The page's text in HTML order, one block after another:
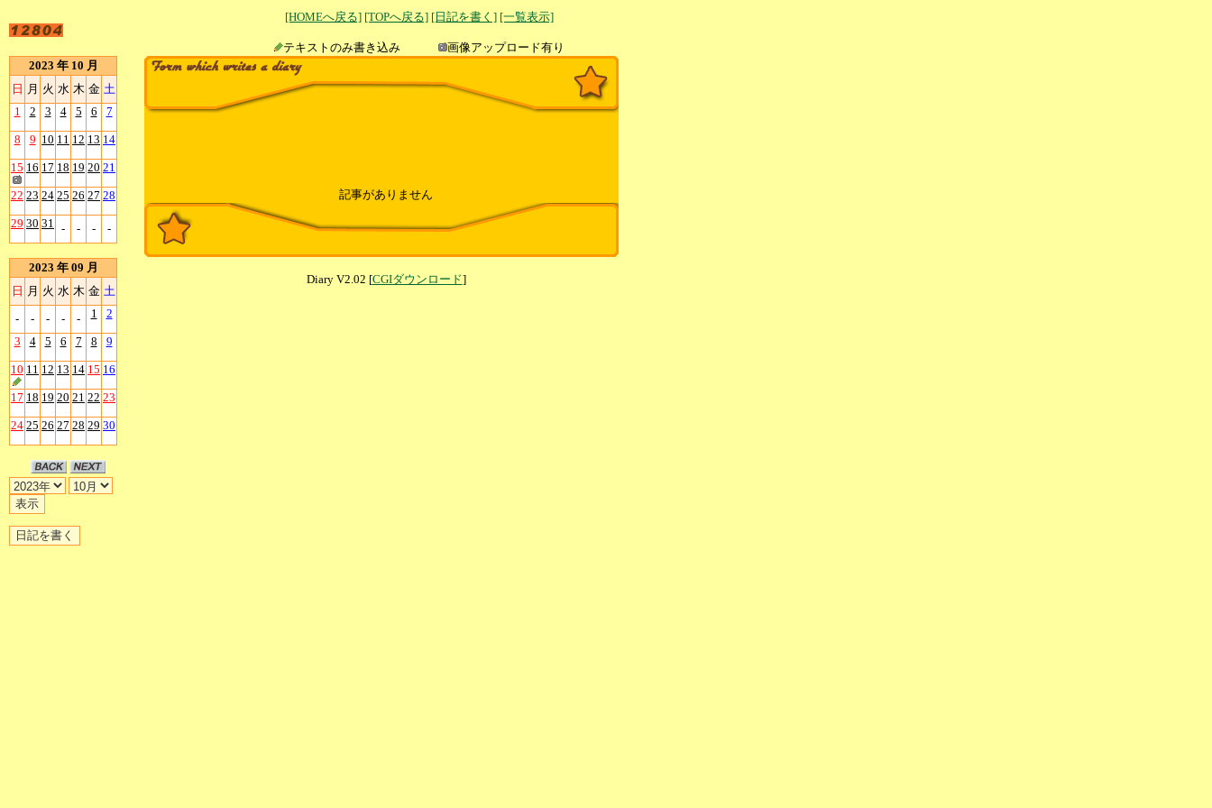
[HOMEへ戻る] [TOPへ戻る] [日記を書く] [一覧表示]
テキストのみ書き込み
画像アップロード有り
2023 年 10 月
日 月 火 水 木 金 土
1
2 3 4 5 6 7
8 9 10 11 12 13 14
15 16 17 18 19 20 21
22 23 24 25 26 27 28
29 30 31 - - - -
2023 年 09 月
日 月 火 水 木 金 土
- - - - - 1 2
3 4 5 6 7 8 9
10 11 12 13 14 15 16
17 18 19 20 21 22 23
24 25 26 27 28 29 30
記事がありません
Diary V2.02 [CGIダウンロード]